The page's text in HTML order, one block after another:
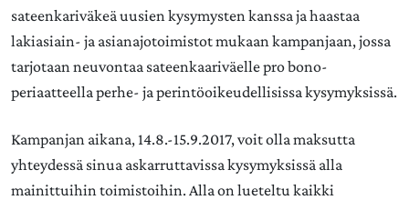
sateenkariväkeä uusien kysymysten kanssa ja haastaa
lakiasiain- ja asianajotoimistot mukaan kampanjaan, jossa
tarjotaan neuvontaa sateenkaariväelle pro bono-
periaatteella perhe- ja perintöoikeudellisissa kysymyksissä.
Kampanjan aikana, 14.8.-15.9.2017, voit olla maksutta
yhteydessä sinua askarruttavissa kysymyksissä alla
mainittuihin toimistoihin. Alla on lueteltu kaikki